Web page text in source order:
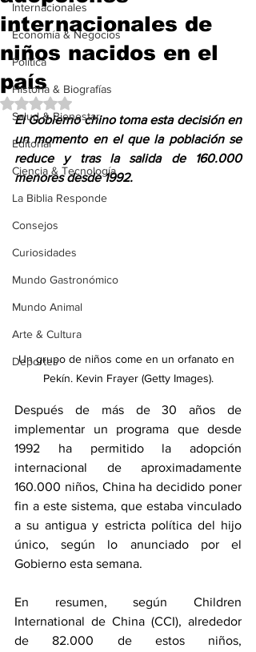
Internacionales
Economía & Negocios
Política
Historia & Biografías
Salud & Bienestar
Editorial
Ciencia & Tecnología
La Biblia Responde
Consejos
Curiosidades
Mundo Gastronómico
Mundo Animal
Arte & Cultura
Deportes
internacionales de
niños nacidos en el
país
Obtuvo NaN de 5 estrellas.
El Gobierno chino toma esta decisión en
un momento en el que la población se
reduce y tras la salida de 160.000
menores desde 1992.
Un grupo de niños come en un orfanato en
Pekín. Kevin Frayer (Getty Images).
Después de más de 30 años de
implementar un programa que desde
1992 ha permitido la adopción
internacional de aproximadamente
160.000 niños, China ha decidido poner
fin a este sistema, que estaba vinculado
a su antigua y estricta política del hijo
único, según lo anunciado por el
Gobierno esta semana.
En resumen, según Children
International de China (CCI), alrededor
de 82.000 de estos niños,